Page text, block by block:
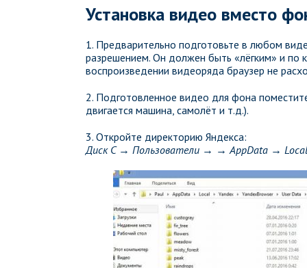
Установка видео вместо
1. Предварительно подготовьте в любом
разрешением. Он должен быть «лёгким» и по
воспроизведении видеоряда браузер не
2. Подготовленное видео для фона
двигается машина, самолёт и т.д.).
3. Откройте директорию Яндекса:
Диск C → Пользователи → → AppData →